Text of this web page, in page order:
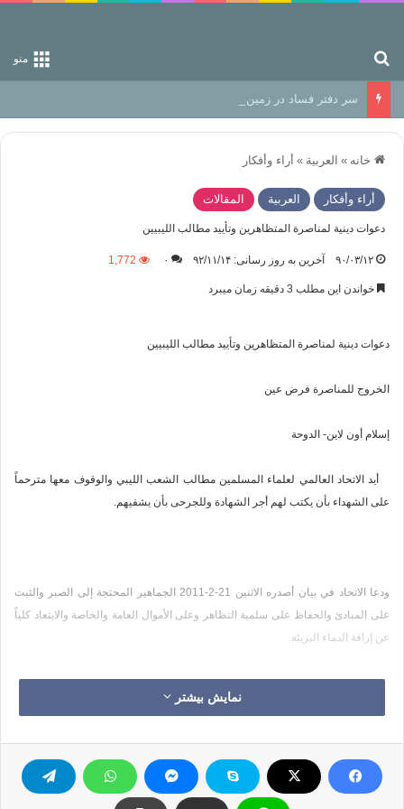
منو
سر دفتر فساد در زمین‌، دوری وکناره‌گیری از راه خداست‌!
خانه » العربیة » أراء وأفكار
أراء وأفكار العربیة المقالات
دعوات دينية لمناصرة المتظاهرين وتأييد مطالب الليبيين
۹۰/۰۳/۱۲ آخرین به روز رسانی: ۹۲/۱۱/۱۴ ۰ 1,772
خواندن این مطلب 3 دقیقه زمان میبرد
دعوات دينية لمناصرة المتظاهرين وتأييد مطالب الليبيين
الخروج للمناصرة فرض عين
إسلام أون لاين- الدوحة
أيد الاتحاد العالمي لعلماء المسلمين مطالب الشعب الليبي والوقوف معها مترحماً
على الشهداء بأن يكتب لهم أجر الشهادة وللجرحى بأن يشفيهم.
ودعا الاتحاد في بيان أصدره الاثنين 21-2-2011 الجماهير المحتجة إلى الصبر والثبت
على المبادئ والحفاظ على سلمية التظاهر وعلى الأموال العامة والخاصة والابتعاد كلياً
عن إراقة الدماء البريئة.
وأهاب بيان العلماء بالجيش الليبي وقوات الأمن الشرفاء إلى وقف المظالم وحقن
إراقة الدماء وحماية الشعب من الظلم والطغيان، مذكراً بأن من حق الشعب عليهم
وأضاف البيان "يدعو الاتحاد النظام الليبي إلى أن يتقي الله تعالى في هذا الشعب الذي
يحكمه منذ أكثر من أربعة عقود ويترك لهم المجال لاختيار تقرير مصيرهم بأنفسهم،
نمایش بیشتر